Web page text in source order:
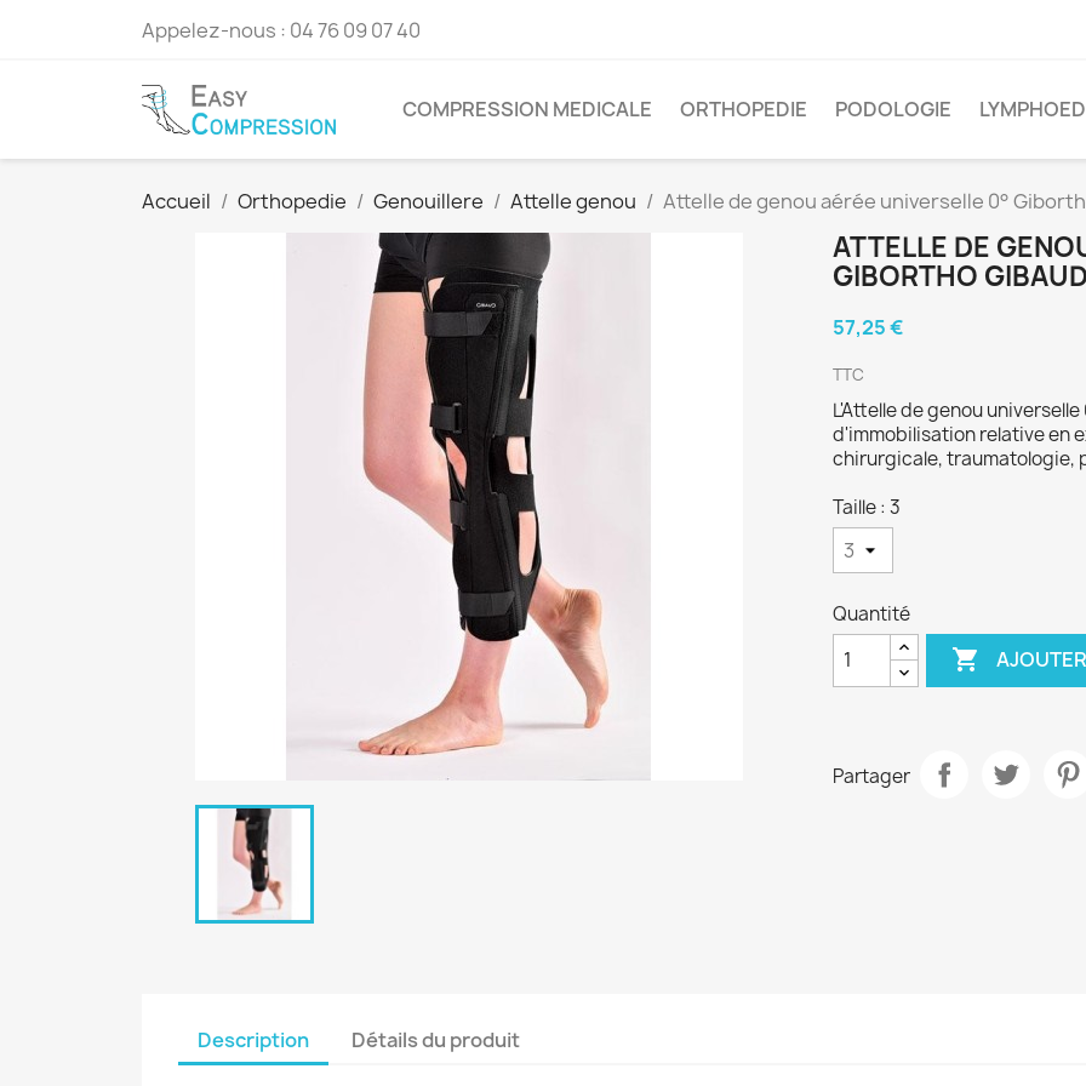
Appelez-nous : 04 76 09 07 40
COMPRESSION MEDICALE ORTHOPEDIE PODOLOGIE
Accueil Orthopedie Genouillere Attelle genou Attelle de genou aérée universelle 0°
ATTELLE DE
GIBORTHO GIBAUD
57,25 €
TTC
L'Attelle de genou
d'immobilisation relative en
chirurgicale, traumatologie,
Taille : 3
Quantité

Partager
Description Détails du produit